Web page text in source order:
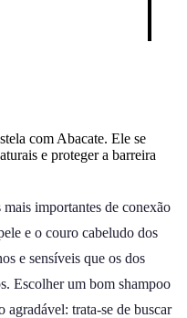
com Abacate. Ele se
e proteger a barreira
importantes de conexão
e o couro cabeludo dos
e sensíveis que os dos
Escolher um bom shampoo
trata-se de buscar